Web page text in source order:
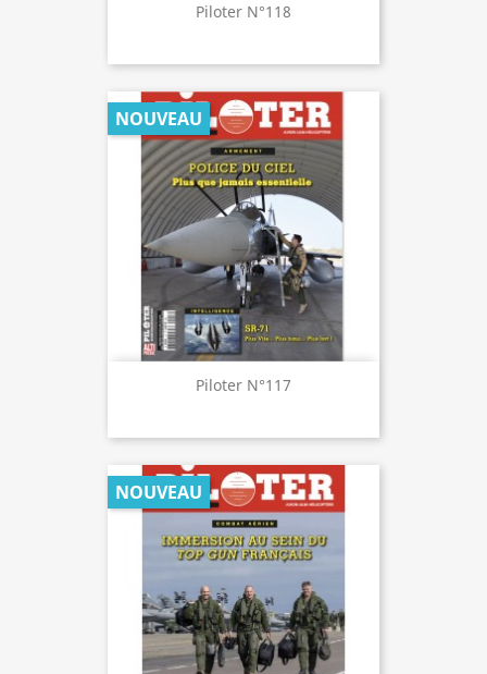
Piloter N°118
Piloter N°117
NOUVEAU
NOUVEAU